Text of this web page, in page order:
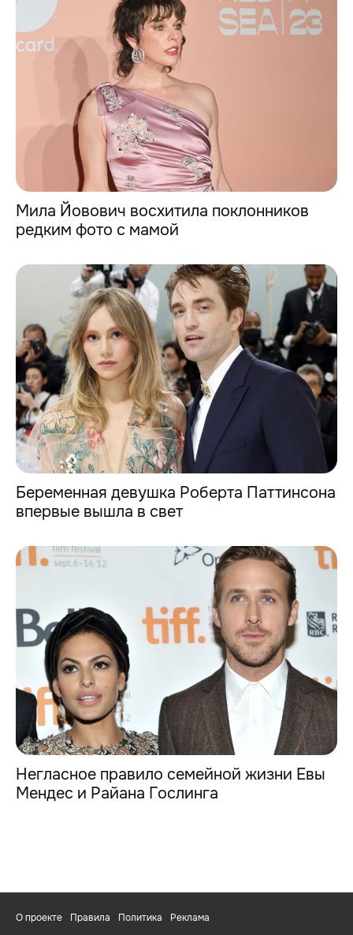
Мила Йовович восхитила поклонников
редким фото с мамой
Беременная девушка Роберта Паттинсона
впервые вышла в свет
Негласное правило семейной жизни Евы
Мендес и Райана Гослинга
О проекте Правила Политика Реклама